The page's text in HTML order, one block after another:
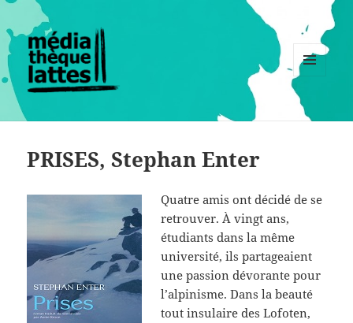
MENU
WIDGETS
PRISES, Stephan Enter
Quatre amis ont décidé de se
retrouver. À vingt ans,
étudiants dans la même
université, ils partageaient
une passion dévorante pour
l’alpinisme. Dans la beauté
tout insulaire des Lofoten,